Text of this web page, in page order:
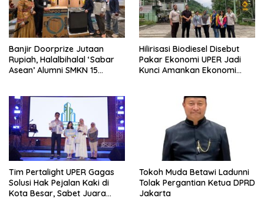
Banjir Doorprize Jutaan
Rupiah, Halalbihalal ‘Sabar
Asean’ Alumni SMKN 15
Hilirisasi Biodiesel Disebut
Pakar Ekonomi UPER Jadi
Kunci Amankan Ekonomi
Tim Pertalight UPER Gagas
Solusi Hak Pejalan Kaki di
Kota Besar, Sabet Juara
Tokoh Muda Betawi Ladunni
Tolak Pergantian Ketua DPRD
Jakarta